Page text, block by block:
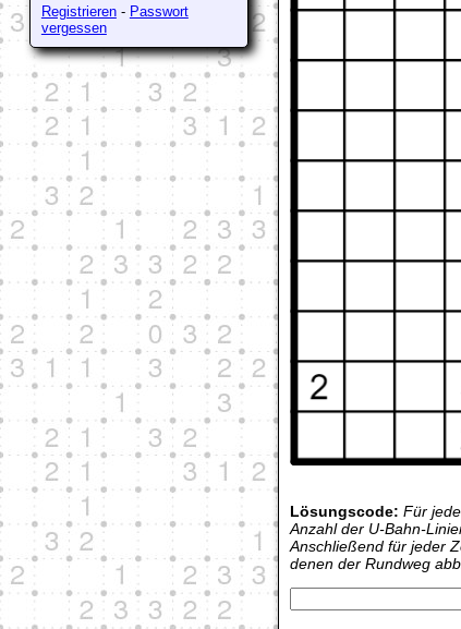
Lösungscode: Für
Anzahl der U-Bahn-
Anschließend für jeder
denen der Rundweg
Registrieren- Passwort
vergessen